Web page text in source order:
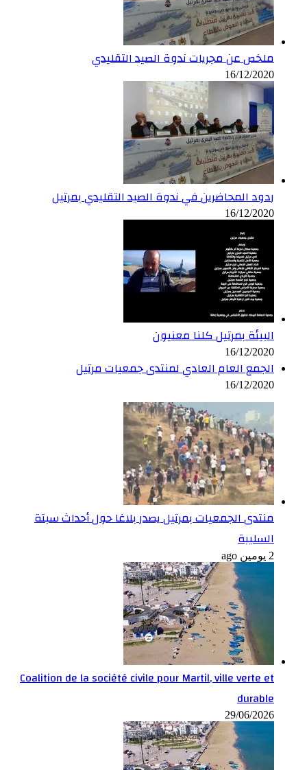
ملخص عن مجريات ندوة الصيد التقليدي
16/12/2020
ردود المحاضرين في ندوة الصيد التقليدي بمرتيل
16/12/2020
البيئة بمرتيل كلنا معنيون
16/12/2020
الجمع العام العادي لمنتدى جمعيات مرتيل
16/12/2020
منتدى الجمعيات بمرتيل يصدر بلاغا حول أحداث سبتة
السليبة
2 يومين ago
Coalition de la société civile pour Martil, ville verte et
durable
29/06/2026